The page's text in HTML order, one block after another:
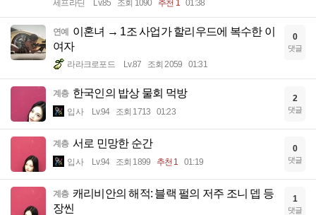
세프라딘 Lv.85 조회 1090 추천 1 01:38
연예
이혼녀 → 1조 사업가 할리우드에 복수한 이
여자
라라크로포드 Lv.87 조회 2059 01:31
0
댓글
계층 한국인의 밥상 물회 먹방
입사 Lv.94 조회 1713 01:23
2
댓글
계층 서로 민망한 순간
입사 Lv.94 조회 1899 추천 1 01:19
0
댓글
계층 캐리비안의 해적: 블랙 펄의 저주 조니 뎁 등
장씬
1
댓글